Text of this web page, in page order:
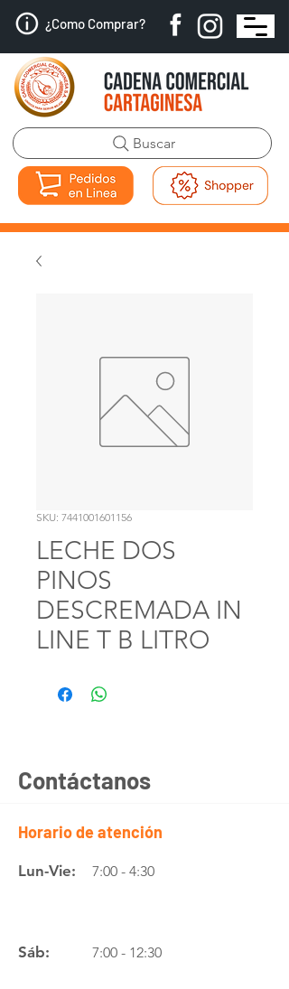
¿Como Comprar?
Buscar
SKU: 7441001601156
LECHE DOS
PINOS
DESCREMADA IN
LINE T B LITRO
Contáctanos
Horario de atención
Lun-Vie: 7:00 - 4:30
Sáb: 7:00 - 12:30